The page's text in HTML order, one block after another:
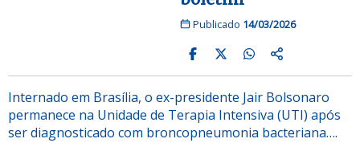
Publicado 14/03/2026
Internado em Brasília, o ex-presidente Jair Bolsonaro
permanece na Unidade de Terapia Intensiva (UTI) após
ser diagnosticado com broncopneumonia bacteriana….